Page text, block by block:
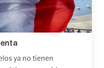
ya no tienen